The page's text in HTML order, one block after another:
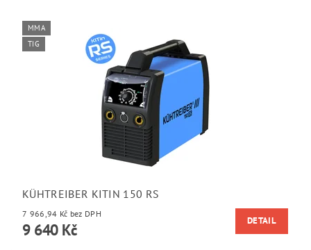
MMA
TIG
KÜHTREIBER KITIN 150 RS
7 966,94 Kč bez DPH
9 640 Kč DETAIL